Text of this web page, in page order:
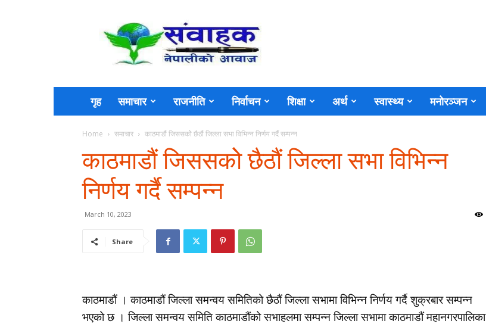
Sambahak
गृह समाचार राजनीति निर्वाचन शिक्षा अर्थ स्वास्थ्य मनोरञ्जन
Home समाचार काठमाडौं जिससकोे छैठौं जिल्ला सभा विभिन्न निर्णय गर्दै सम्पन्न
काठमाडौं जिससकोे छैठौं जिल्ला सभा विभिन्न
निर्णय गर्दै सम्पन्न
March 10, 2023
Share
काठमाडौं । काठमाडौं जिल्ला समन्वय समितिको छैठौं जिल्ला सभामा विभिन्न निर्णय गर्दै शुक्रबार सम्पन्न
भएको छ । जिल्ला समन्वय समिति काठमाडौंको सभाहलमा सम्पन्न जिल्ला सभामा काठमाडौं महानगरपालिका